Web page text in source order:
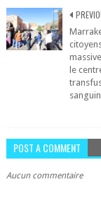
le
POST A COMMENT
Aucun commentaire